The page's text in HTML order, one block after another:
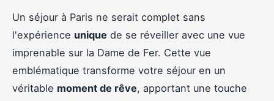
Un séjour à Paris ne serait complet sans
l'expérience unique de se réveiller avec une vue
imprenable sur la Dame de Fer. Cette vue
emblématique transforme votre séjour en un
véritable moment de rêve, apportant une touche